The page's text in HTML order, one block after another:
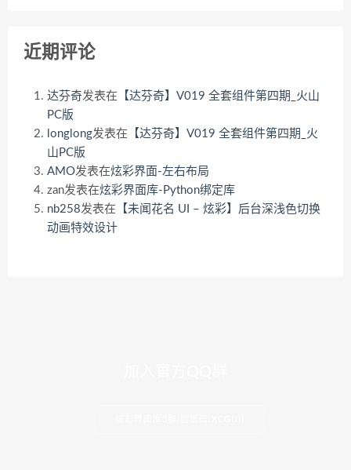
近期评论
达芬奇发表在 【达芬奇】V019 全套组件第四期_火山
PC版
longlong发表在 【达芬奇】V019 全套组件第四期_火
山PC版
AMO发表在炫彩界面-左右布局
zan发表在炫彩界面库-Python绑定库
nb258发表在 【未闻花名 UI – 炫彩】后台深浅色切换
动画特效设计